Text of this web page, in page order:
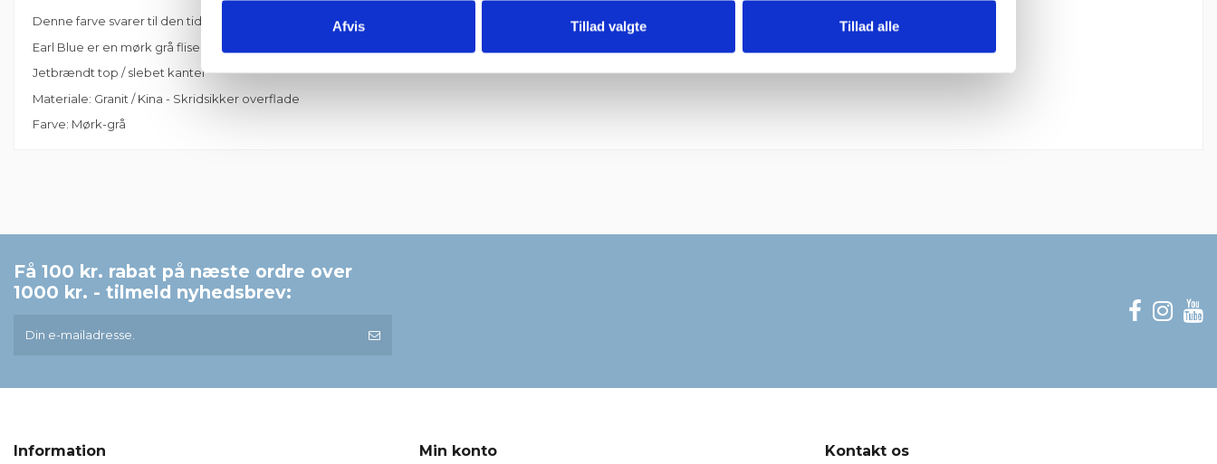
Afvis Tillad valgte Tillad alle
Denne farve svarer til den tidligere "G654" som er udgået af produktion.
Earl Blue er en mørk grå flise også kendt som gråblå.
Jetbrændt top / slebet kanter
Materiale: Granit / Kina - Skridsikker overflade
Farve: Mørk-grå
Få 100 kr. rabat på næste ordre over
1000 kr. - tilmeld nyhedsbrev:
Information Min konto Kontakt os